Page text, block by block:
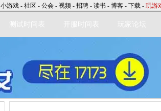
小游戏 - 社区 - 公会 - 视频 - 招聘 - 读书 - 博客 - 下载 - 玩游
测试时间表 开服时间表 玩家论坛